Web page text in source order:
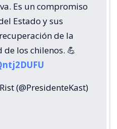
Es un compromiso
Estado y sus
de la
los chilenos. 💪
(@PresidenteKast)